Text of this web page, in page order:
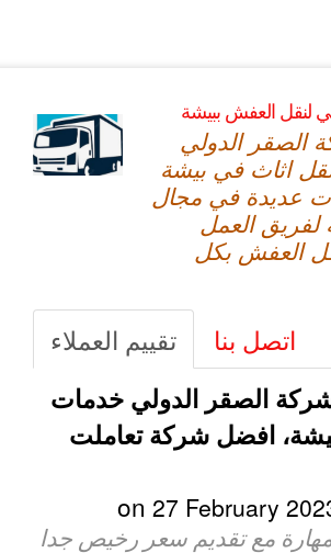
العفش ببيشة
الدولي
اثاث في بيشة
عديدة في مجال
العمل
العفش بكل
تقييم العملاء
اتصل بنا
الصقر الدولي خدمات
افضل شركة تعاملت
27 February
مع تقديم سعر رخيص جدا